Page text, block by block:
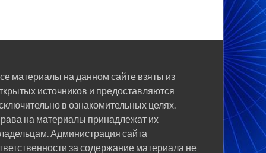
материалы на данном сайте взяты из
источников и предоставляются
в ознакомительных целях.
на материалы принадлежат их
Администрация сайта
за содержание материала не